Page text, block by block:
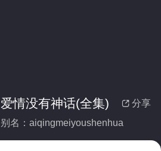
 分享
爱情没有神话(全集)
别名：aiqingmeiyoushenhua